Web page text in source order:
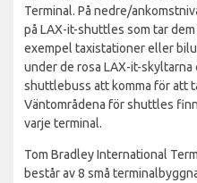
Terminal. På nedre/
på LAX-it-shuttles som tar
exempel taxistationer eller
under de rosa LAX-it-
shuttlebuss att komma för att
Väntområdena för shuttles
varje terminal.
Tom Bradley International
består av 8 små